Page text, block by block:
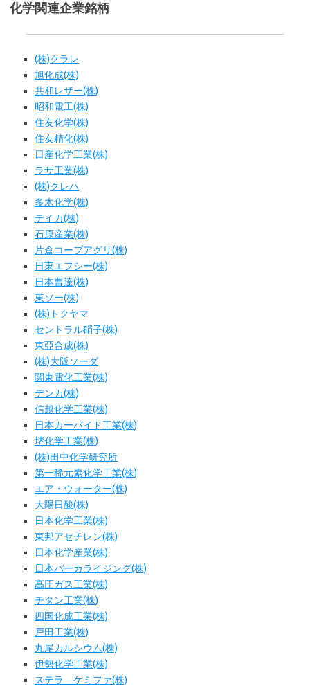
化学関連企業銘柄
(株)クラレ
旭化成(株)
共和レザー(株)
昭和電工(株)
住友化学(株)
住友精化(株)
日産化学工業(株)
ラサ工業(株)
(株)クレハ
多木化学(株)
テイカ(株)
石原産業(株)
片倉コープアグリ(株)
日東エフシー(株)
日本曹達(株)
東ソー(株)
(株)トクヤマ
セントラル硝子(株)
東亞合成(株)
(株)大阪ソーダ
関東電化工業(株)
デンカ(株)
信越化学工業(株)
日本カーバイド工業(株)
堺化学工業(株)
(株)田中化学研究所
第一稀元素化学工業(株)
エア・ウォーター(株)
大陽日酸(株)
日本化学工業(株)
東邦アセチレン(株)
日本化学産業(株)
日本パーカライジング(株)
高圧ガス工業(株)
チタン工業(株)
四国化成工業(株)
戸田工業(株)
丸尾カルシウム(株)
伊勢化学工業(株)
ステラ ケミファ(株)